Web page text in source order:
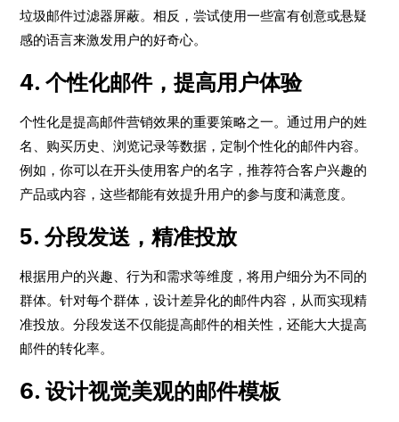
垃圾邮件过滤器屏蔽。相反，尝试使用一些富有创意或悬疑
感的语言来激发用户的好奇心。
4. 个性化邮件，提高用户体验
个性化是提高邮件营销效果的重要策略之一。通过用户的姓
名、购买历史、浏览记录等数据，定制个性化的邮件内容。
例如，你可以在开头使用客户的名字，推荐符合客户兴趣的
产品或内容，这些都能有效提升用户的参与度和满意度。
5. 分段发送，精准投放
根据用户的兴趣、行为和需求等维度，将用户细分为不同的
群体。针对每个群体，设计差异化的邮件内容，从而实现精
准投放。分段发送不仅能提高邮件的相关性，还能大大提高
邮件的转化率。
6. 设计视觉美观的邮件模板